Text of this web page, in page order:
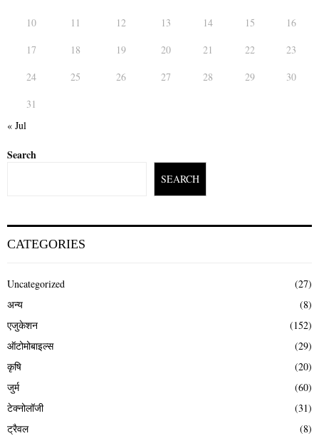
10
11 12 13 14 15
16
17
18 19 20 21 22
23
24
25 26 27 28 29
30
31
« Jul
Search
SEARCH
CATEGORIES
Uncategorized
(27)
अन्य
(8)
एजुकेशन
(152)
ऑटोमोबाइल्स
(29)
कृषि
(20)
जुर्म
(60)
टेक्नोलॉजी
(31)
ट्रैवल
(8)